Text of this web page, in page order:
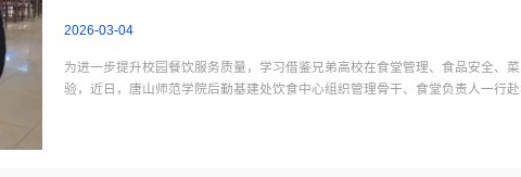
2026-03-04
为进一步提升校园餐饮服务质量，学习借鉴兄弟高校在食堂管理、食品安全、
验，近日，唐山师范学院后勤基建处饮食中心组织管理骨干、食堂负责人一行